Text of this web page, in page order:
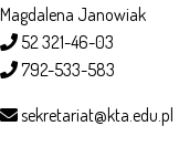
Magdalena Janowiak
52 321-46-03
792-533-583
sekretariat@kta.edu.pl